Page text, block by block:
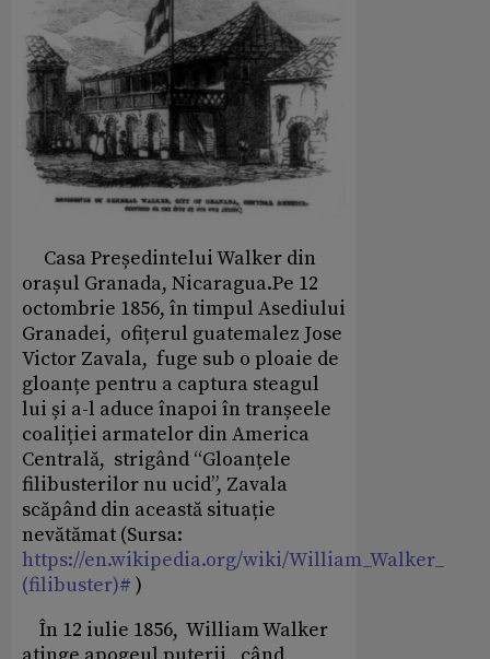
Casa Președintelui Walker din
orașul Granada, Nicaragua.Pe 12
octombrie 1856, în timpul Asediului
Granadei, ofițerul guatemalez Jose
Victor Zavala, fuge sub o ploaie de
gloanțe pentru a captura steagul
lui și a-l aduce înapoi în tranșeele
coaliției armatelor din America
Centrală, strigând “Gloanțele
filibusterilor nu ucid”, Zavala
scăpând din această situație
nevătămat (Sursa:
https://en.wikipedia.org/wiki/William_Walker_
(filibuster)# )
În 12 iulie 1856, William Walker